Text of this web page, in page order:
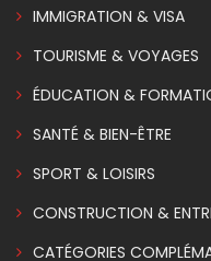
IMMIGRATION & VISA
TOURISME & VOYAGES
ÉDUCATION &
SANTÉ & BIEN-ÊTRE
SPORT & LOISIRS
CONSTRUCTION &
CATÉGORIES